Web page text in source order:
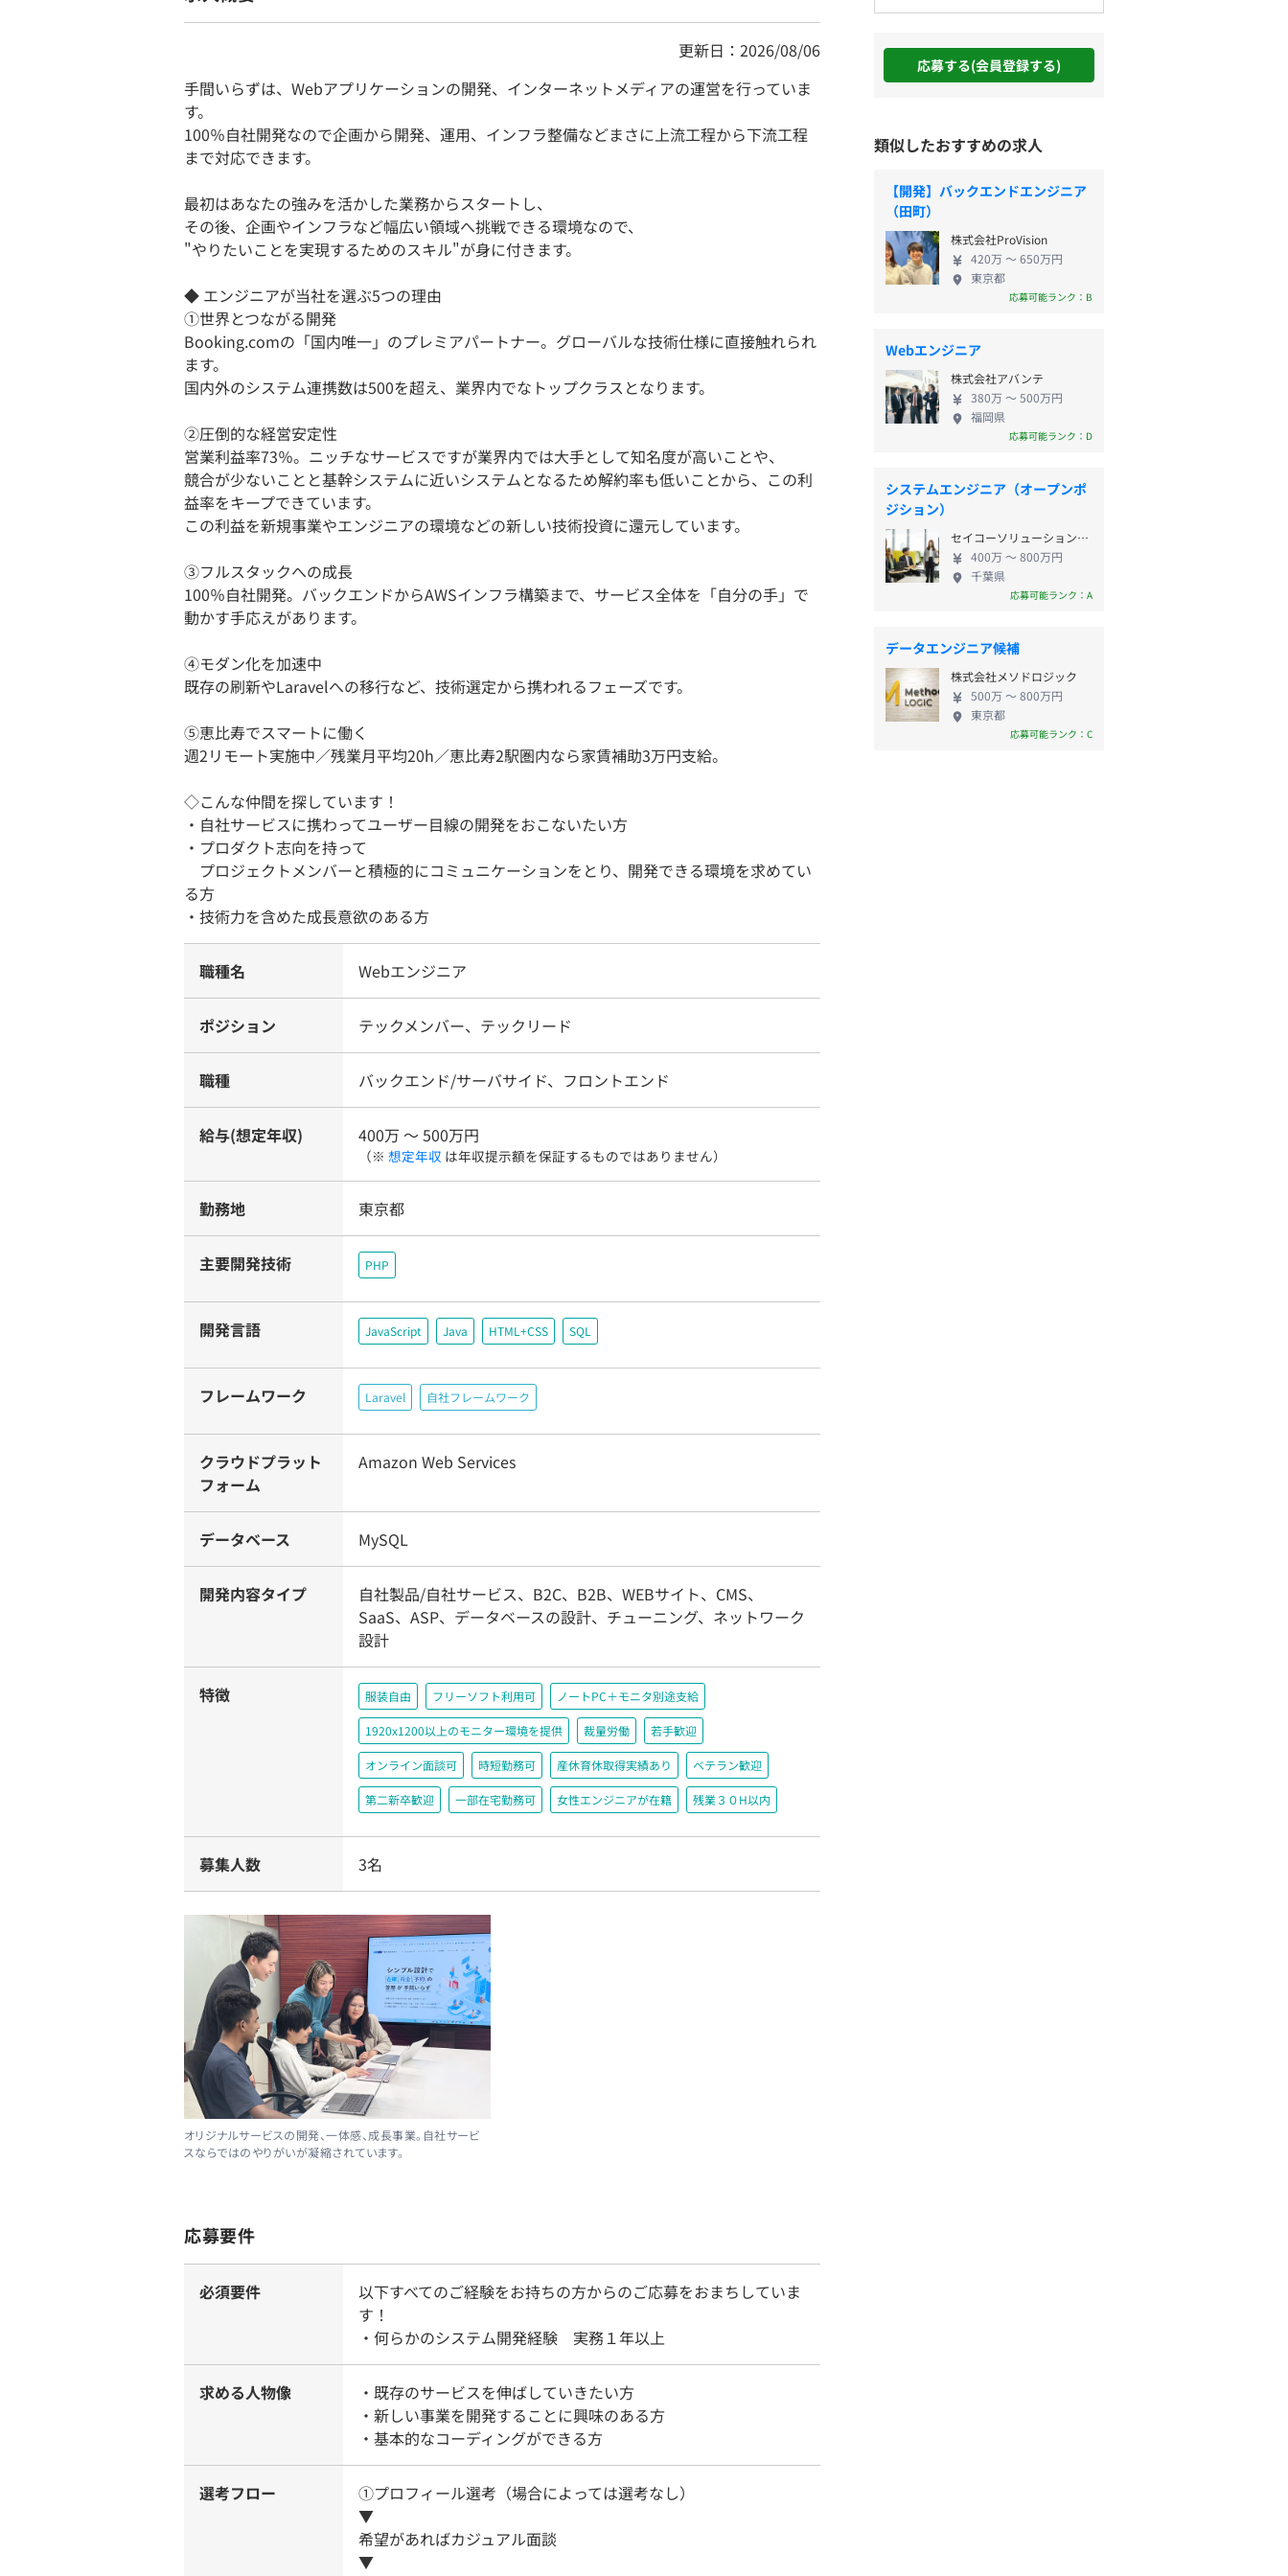
更新日：2026/08/06
手間いらずは、Webアプリケーションの開発、インターネットメディアの運営を行っていま
す。
100％自社開発なので企画から開発、運用、インフラ整備などまさに上流工程から下流工程
まで対応できます。
最初はあなたの強みを活かした業務からスタートし、
その後、企画やインフラなど幅広い領域へ挑戦できる環境なので、
"やりたいことを実現するためのスキル"が身に付きます。
◆ エンジニアが当社を選ぶ5つの理由
①世界とつながる開発
Booking.comの「国内唯一」のプレミアパートナー。グローバルな技術仕様に直接触れられ
ます。
国内外のシステム連携数は500を超え、業界内でなトップクラスとなります。
②圧倒的な経営安定性
営業利益率73％。ニッチなサービスですが業界内では大手として知名度が高いことや、
競合が少ないことと基幹システムに近いシステムとなるため解約率も低いことから、この利
益率をキープできています。
この利益を新規事業やエンジニアの環境などの新しい技術投資に還元しています。
③フルスタックへの成長
100％自社開発。バックエンドからAWSインフラ構築まで、サービス全体を「自分の手」で
動かす手応えがあります。
④モダン化を加速中
既存の刷新やLaravelへの移行など、技術選定から携われるフェーズです。
⑤恵比寿でスマートに働く
週2リモート実施中／残業月平均20h／恵比寿2駅圏内なら家賃補助3万円支給。
◇こんな仲間を探しています！
・自社サービスに携わってユーザー目線の開発をおこないたい方
・プロダクト志向を持って
プロジェクトメンバーと積極的にコミュニケーションをとり、開発できる環境を求めてい
る方
・技術力を含めた成長意欲のある方
職種名 Webエンジニア
ポジション テックメンバー、テックリード
職種 バックエンド/サーバサイド、フロントエンド
給与(想定年収) 400万 〜 500万円
（※ 想定年収 は年収提示額を保証するものではありません）
勤務地 東京都
主要開発技術 PHP
開発言語 JavaScript Java HTML+CSS SQL
フレームワーク Laravel 自社フレームワーク
クラウドプラット
フォーム
Amazon Web Services
データベース MySQL
開発内容タイプ
自社製品/自社サービス、B2C、B2B、WEBサイト、CMS、
SaaS、ASP、データベースの設計、チューニング、ネットワーク
設計
特徴 服装自由 フリーソフト利用可 ノートPC＋モニタ別途支給
1920x1200以上のモニター環境を提供 裁量労働 若手歓迎
オンライン面談可 時短勤務可 産休育休取得実績あり ベテラン歓迎
第二新卒歓迎 一部在宅勤務可 女性エンジニアが在籍 残業３０H以内
募集人数 3名
オリジナルサービスの開発、一体感、成長事業。自社サービ
スならではのやりがいが凝縮されています。
応募要件
必須要件
以下すべてのご経験をお持ちの方からのご応募をおまちしていま
す！
・何らかのシステム開発経験 実務１年以上
求める人物像
・既存のサービスを伸ばしていきたい方
・新しい事業を開発することに興味のある方
・基本的なコーディングができる方
選考フロー
①プロフィール選考（場合によっては選考なし）
▼
希望があればカジュアル面談
▼
応募する(会員登録する)
類似したおすすめの求人
【開発】バックエンドエンジニア
（田町）
株式会社ProVision
420万 〜 650万円
東京都
応募可能ランク：B
Webエンジニア
株式会社アバンテ
380万 〜 500万円
福岡県
応募可能ランク：D
システムエンジニア（オープンポ
ジション）
セイコーソリューションズ株式会社
400万 〜 800万円
千葉県
応募可能ランク：A
データエンジニア候補
株式会社メソドロジック
500万 〜 800万円
東京都
応募可能ランク：C